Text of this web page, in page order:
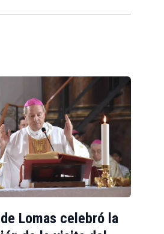
Lomas celebró la